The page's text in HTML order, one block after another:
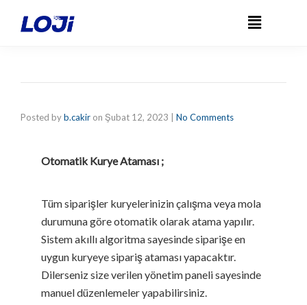
Posted byb.cakir on Şubat 12, 2023 No Comments
Otomatik Kurye Ataması ;
Tüm siparişler kuryelerinizin çalışma veya mola
durumuna göre otomatik olarak atama yapılır.
Sistem akıllı algoritma sayesinde siparişe en
uygun kuryeye sipariş ataması yapacaktır.
Dilerseniz size verilen yönetim paneli sayesinde
manuel düzenlemeler yapabilirsiniz.